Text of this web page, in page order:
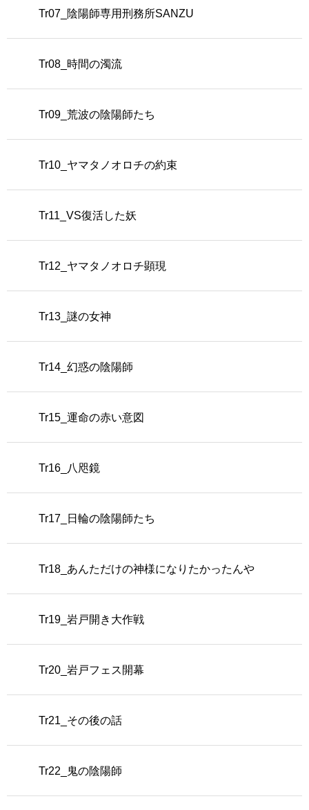
Tr07_陰陽師専用刑務所SANZU
Tr08_時間の濁流
Tr09_荒波の陰陽師たち
Tr10_ヤマタノオロチの約束
Tr11_VS復活した妖
Tr12_ヤマタノオロチ顕現
Tr13_謎の女神
Tr14_幻惑の陰陽師
Tr15_運命の赤い意図
Tr16_八咫鏡
Tr17_日輪の陰陽師たち
Tr18_あんただけの神様になりたかったんや
Tr19_岩戸開き大作戦
Tr20_岩戸フェス開幕
Tr21_その後の話
Tr22_鬼の陰陽師